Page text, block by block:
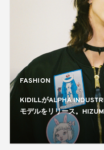
FASHION
KIDILLがALPHA
モデルをリリース。